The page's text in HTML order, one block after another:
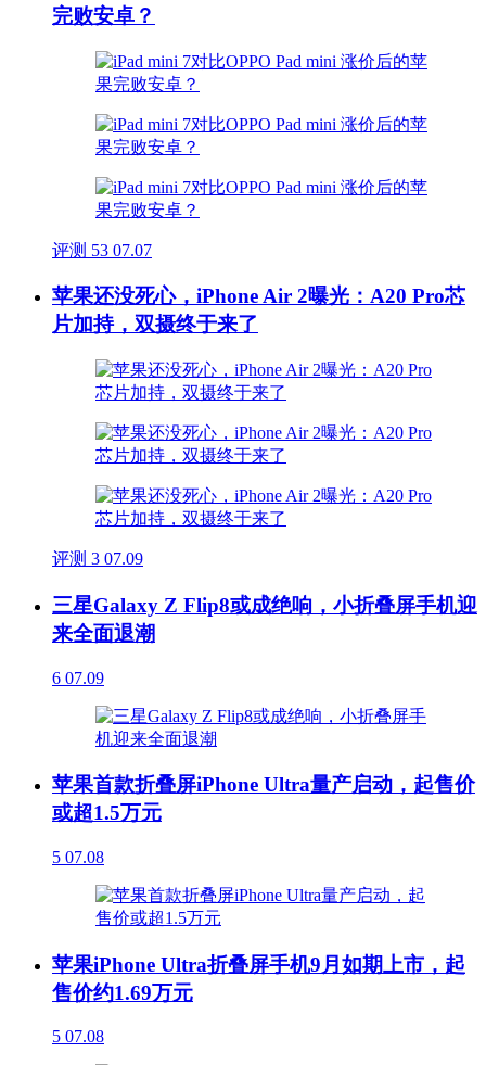
完败安卓？
评测 53 07.07
苹果还没死心，iPhone Air 2曝光：A20 Pro芯
片加持，双摄终于来了
评测 3 07.09
三星Galaxy Z Flip8或成绝响，小折叠屏手机迎
来全面退潮
6 07.09
苹果首款折叠屏iPhone Ultra量产启动，起售价
或超1.5万元
5 07.08
苹果iPhone Ultra折叠屏手机9月如期上市，起
售价约1.69万元
5 07.08